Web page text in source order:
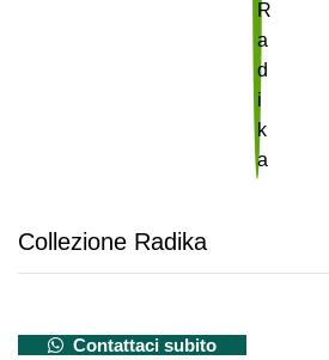
Collezione Radika
Contattaci subito